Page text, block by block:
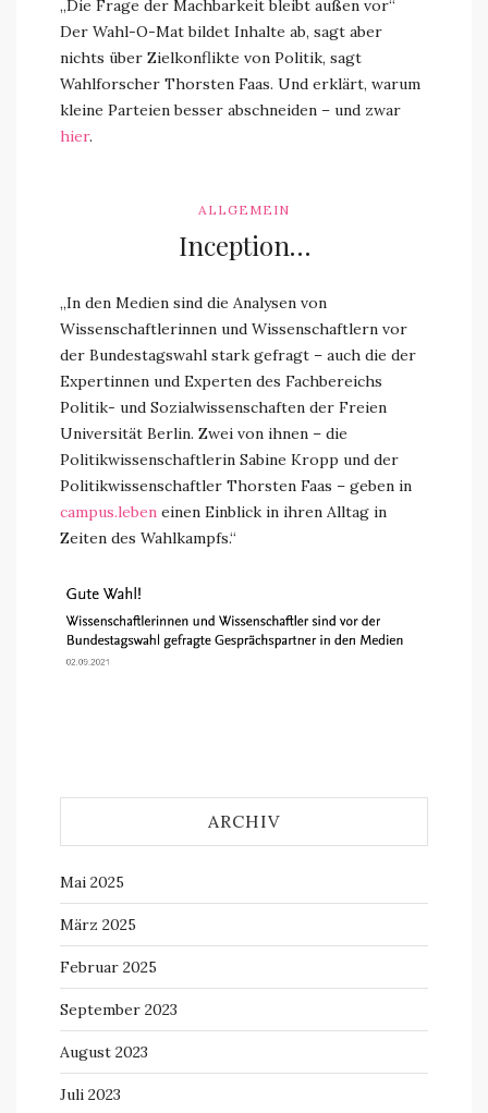
„Die Frage der Machbarkeit bleibt außen vor“
Der Wahl-O-Mat bildet Inhalte ab, sagt aber
nichts über Zielkonflikte von Politik, sagt
Wahlforscher Thorsten Faas. Und erklärt, warum
kleine Parteien besser abschneiden – und zwar
hier.
ALLGEMEIN
Inception…
„In den Medien sind die Analysen von
Wissenschaftlerinnen und Wissenschaftlern vor
der Bundestagswahl stark gefragt – auch die der
Expertinnen und Experten des Fachbereichs
Politik- und Sozialwissenschaften der Freien
Universität Berlin. Zwei von ihnen – die
Politikwissenschaftlerin Sabine Kropp und der
Politikwissenschaftler Thorsten Faas – geben in
campus.leben einen Einblick in ihren Alltag in
Zeiten des Wahlkampfs.“
ARCHIV
Mai 2025
März 2025
Februar 2025
September 2023
August 2023
Juli 2023